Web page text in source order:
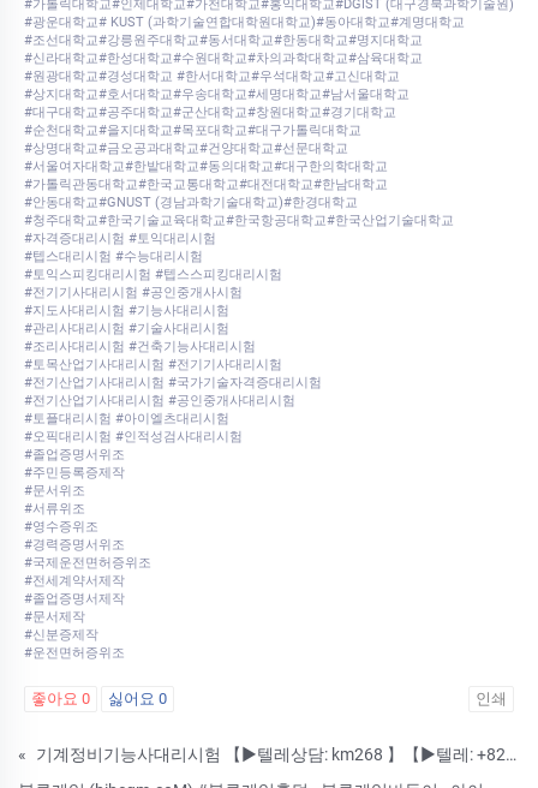
#가톨릭대학교#인제대학교#가천대학교#홍익대학교#DGIST (대구경북과학기술원)
#광운대학교# KUST (과학기술연합대학원대학교)#동아대학교#계명대학교
#조선대학교#강릉원주대학교#동서대학교#한동대학교#명지대학교
#신라대학교#한성대학교#수원대학교#차의과학대학교#삼육대학교
#원광대학교#경성대학교 #한서대학교#우석대학교#고신대학교
#상지대학교#호서대학교#우송대학교#세명대학교#남서울대학교
#대구대학교#공주대학교#군산대학교#창원대학교#경기대학교
#순천대학교#을지대학교#목포대학교#대구가톨릭대학교
#상명대학교#금오공과대학교#건양대학교#선문대학교
#서울여자대학교#한밭대학교#동의대학교#대구한의학대학교
#가톨릭관동대학교#한국교통대학교#대전대학교#한남대학교
#안동대학교#GNUST (경남과학기술대학교)#한경대학교
#청주대학교#한국기술교육대학교#한국항공대학교#한국산업기술대학교
#자격증대리시험 #토익대리시험
#텝스대리시험 #수능대리시험
#토익스피킹대리시험 #텝스스피킹대리시험
#전기기사대리시험 #공인중개사시험
#지도사대리시험 #기능사대리시험
#관리사대리시험 #기술사대리시험
#조리사대리시험 #건축기능사대리시험
#토목산업기사대리시험 #전기기사대리시험
#전기산업기사대리시험 #국가기술자격증대리시험
#전기산업기사대리시험 #공인중개사대리시험
#토플대리시험 #아이엘츠대리시험
#오픽대리시험 #인적성검사대리시험
#졸업증명서위조
#주민등록증제작
#문서위조
#서류위조
#영수증위조
#경력증명서위조
#국제운전면허증위조
#전세계약서제작
#졸업증명서제작
#문서제작
#신분증제작
#운전면허증위조
좋아요 0 싫어요 0 인쇄
«
기계정비기능사대리시험 【▶텔레상담: km268 】【▶텔레: +8210-2452-9789】국가기술자격증대리시험 텝스대리시험 토익대리시험 24시간 친절상담!! ➤안전보장-합격보장 ➤이미접수하셨어도 상담진행가능합니다. #자격증대